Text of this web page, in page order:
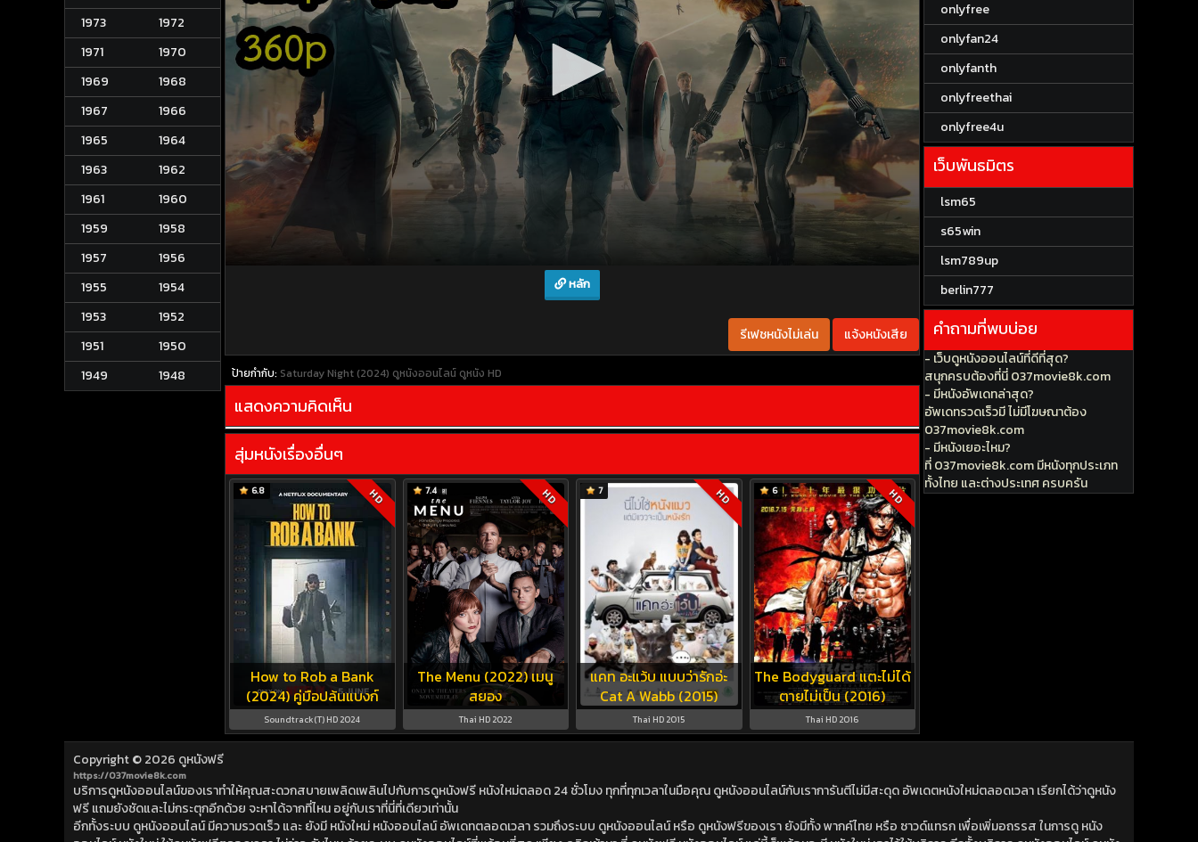
1973
1972
1971
1970
1969
1968
1967
1966
1965
1964
1963
1962
1961
1960
1959
1958
1957
1956
1955
1954
1953
1952
1951
1950
1949
1948
หลัก
รีเฟชหนังไม่เล่น แจ้งหนังเสีย
ป้ายกำกับ: Saturday Night (2024) ดูหนังออนไลน์ ดูหนัง HD
แสดงความคิดเห็น
สุ่มหนังเรื่องอื่นๆ
How to Rob a Bank
(2024) คู่มือปล้นแบงก์
6.8 HD
Soundtrack(T) HD 2024
The Menu (2022) เมนู
สยอง
7.4 HD
Thai HD 2022
แคท อะแว้บ แบบว่ารักอ่ะ
Cat A Wabb (2015)
7 HD
Thai HD 2015
The Bodyguard แตะไม่ได้
ตายไม่เป็น (2016)
6 HD
Thai HD 2016
onlyfree
onlyfan24
onlyfanth
onlyfreethai
onlyfree4u
เว็บพันธมิตร
lsm65
s65win
lsm789up
berlin777
คำถามที่พบบ่อย
- เว็บดูหนังออนไลน์ที่ดีที่สุด?
สนุกครบต้องที่นี่ 037movie8k.com
- มีหนังอัพเดทล่าสุด?
อัพเดทรวดเร็วมี ไม่มีโฆษณาต้อง
037movie8k.com
- มีหนังเยอะไหม?
ที่ 037movie8k.com มีหนังทุกประเภท
ทั้งไทย และต่างประเทศ ครบครัน
Copyright © 2026 ดูหนังฟรี
https://037movie8k.com
บริการดูหนังออนไลน์ของเราทำให้คุณสะดวกสบายเพลิดเพลินไปกับการดูหนังฟรี หนังใหม่ตลอด 24 ชั่วโมง ทุกที่ทุกเวลาในมือคุณ ดูหนังออนไลน์กับเราการันตีไม่มีสะดุด อัพเดตหนังใหม่ตลอดเวลา เรียกได้ว่าดูหนัง
ฟรี แถมยังชัดและไม่กระตุกอีกด้วย จะหาได้จากที่ไหน อยู่กับเราที่นี่ที่เดียวเท่านั้น
อีกทั้งระบบ ดูหนังออนไลน์ มีความรวดเร็ว และ ยังมี หนังใหม่ หนังออนไลน์ อัพเดทตลอดเวลา รวมถึงระบบ ดูหนังออนไลน์ หรือ ดูหนังฟรีของเรา ยังมีทั้ง พากค์ไทย หรือ ซาวด์แทรก เพื่อเพิ่มอถรรส ในการดู หนัง